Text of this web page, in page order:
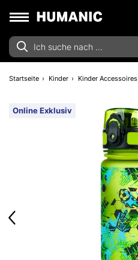
Startseite Kinder Kinder Accessoires
Online Exklusiv